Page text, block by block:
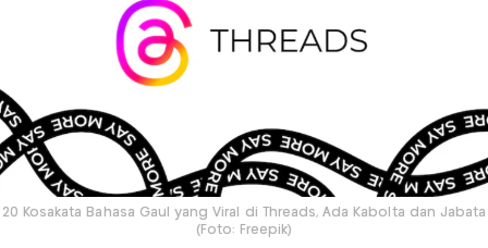
20 Kosakata Bahasa Gaul yang Viral di Threads, Ada Kabolta dan Jabata
(Foto: Freepik)